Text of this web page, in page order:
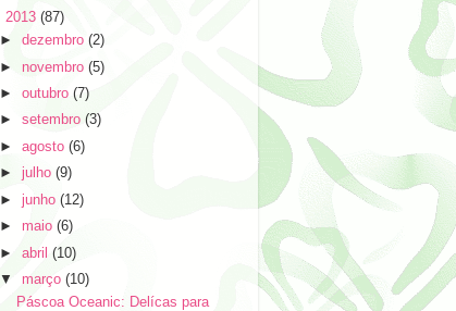
2013 (87)
►dezembro(2)
► novembro(5)
►outubro(7)
►setembro(3)
►agosto(6)
►julho(9)
► junho(12)
► maio(6)
►abril(10)
▼ março(10)
Páscoa Oceanic: Delícas para